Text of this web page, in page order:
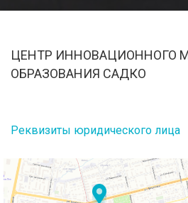
ЦЕНТР ИННОВАЦИОННОГО
ОБРАЗОВАНИЯ САДКО
Реквизиты юридического лица